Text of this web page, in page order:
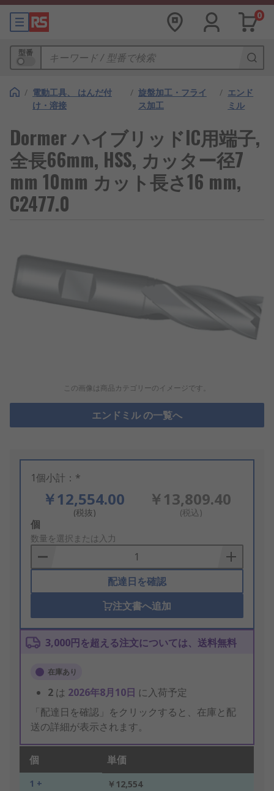
0
型番
/ 電動工具、 はんだ付
け・溶接
/ 旋盤加工・フライ
ス加工
/ エンド
ミル
Dormer ハイブリッドIC用端子,
全長66mm, HSS, カッター径7
mm 10mm カット長さ16 mm,
C2477.0
この画像は商品カテゴリーのイメージです。
エンドミル の一覧へ
1個小計：*
￥12,554.00
(税抜)
￥13,809.40
(税込)
Add
to
Basket
個
数量を選択または入力
配達日を確認
注文書へ追加
3,000円を超える注文については、送料無料
在庫あり
2 は 2026年8月10日 に入荷予定
「配達日を確認」をクリックすると、在庫と配
送の詳細が表示されます。
個 単価
1 + ￥12,554